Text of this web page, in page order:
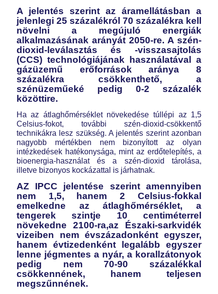
A jelentés szerint az áramellátásban a
jelenlegi 25 százalékról 70 százalékra kell
növelni a megújuló energiák
alkalmazásának arányát 2050-re. A szén-
dioxid-leválasztás és -visszasajtolás
(CCS) technológiájának használatával a
gázüzemű erőforrások aránya 8
százalékra csökkenthető, a
szénüzeműeké pedig 0-2 százalék
közöttire.
Ha az átlaghőmérséklet növekedése túllépi az 1,5
Celsius-fokot, további szén-dioxid-csökkentő
technikákra lesz szükség. A jelentés szerint azonban
nagyobb mértékben nem bizonyított az olyan
intézkedések hatékonysága, mint az erdőtelepítés, a
bioenergia-használat és a szén-dioxid tárolása,
illetve bizonyos kockázattal is járhatnak.
AZ IPCC jelentése szerint amennyiben
nem 1,5, hanem 2 Celsius-fokkal
emelkedne az átlaghőmérséklet, a
tengerek szintje 10 centiméterrel
növekedne 2100-ra,az Északi-sarkvidék
vizeiben nem évszázadonként egyszer,
hanem évtizedenként legalább egyszer
lenne jégmentes a nyár, a korallzátonyok
pedig nem 70-90 százalékkal
csökkennének, hanem teljesen
megszűnnének.